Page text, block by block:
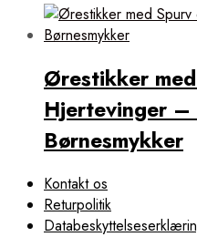
Ørestikker
Hjertevinger –
Børnesmykker
Kontakt os
Returpolitik